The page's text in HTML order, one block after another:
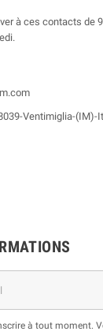
à ces contacts de
Ventimiglia-(IM)-
à tout moment.